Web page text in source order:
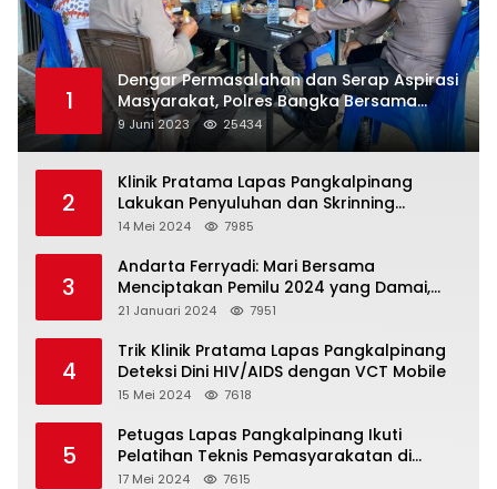
1
Dengar Permasalahan dan Serap Aspirasi
Masyarakat, Polres Bangka Bersama
Polsek Pemali Rutin Gelar Jumat Curhat
9 Juni 2023 25434
2
Klinik Pratama Lapas Pangkalpinang
Lakukan Penyuluhan dan Skrinning
Kesehatan Jiwa Bagi Warga Binaan
14 Mei 2024 7985
3
Andarta Ferryadi: Mari Bersama
Menciptakan Pemilu 2024 yang Damai,
Jujur dan Adil.
21 Januari 2024 7951
4
Trik Klinik Pratama Lapas Pangkalpinang
Deteksi Dini HIV/AIDS dengan VCT Mobile
15 Mei 2024 7618
5
Petugas Lapas Pangkalpinang Ikuti
Pelatihan Teknis Pemasyarakatan di
Batam
17 Mei 2024 7615